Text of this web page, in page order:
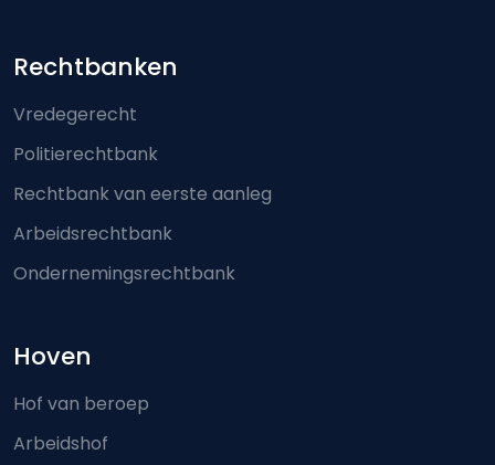
Footer-menu
Rechtbanken
Vredegerecht
Politierechtbank
Rechtbank van eerste aanleg
Arbeidsrechtbank
Ondernemingsrechtbank
Hoven
Hof van beroep
Arbeidshof